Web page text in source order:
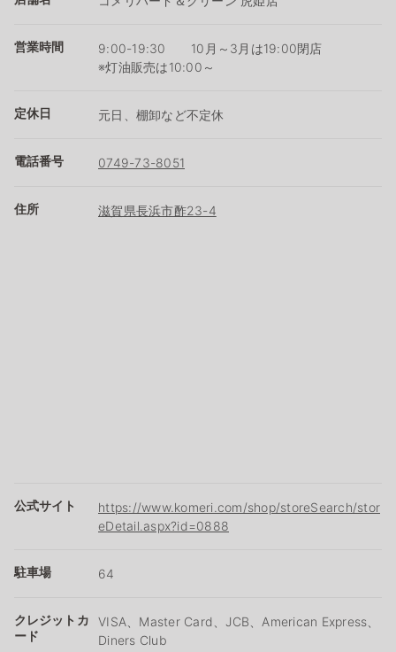
営業時間
9:00-19:30 10月～3月は19:00閉店
※灯油販売は10:00～
定休日 元日、棚卸など不定休
電話番号 0749-73-8051
住所 滋賀県長浜市酢23-4
公式サイト
https://www.komeri.com/shop/storeSearch/stor
eDetail.aspx?id=0888
駐車場 64
クレジットカ
ード
VISA、Master Card、JCB、American Express、
Diners Club